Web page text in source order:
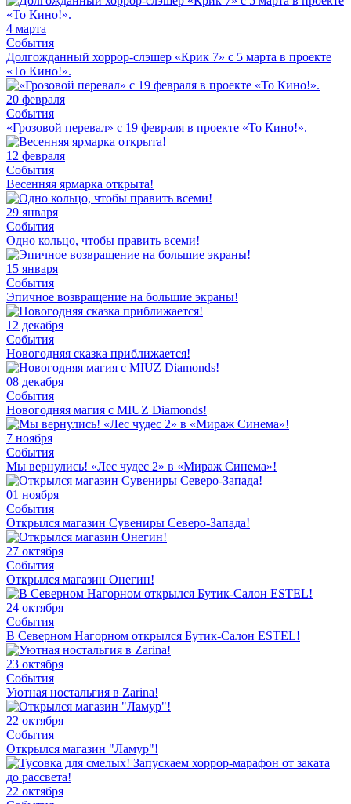
4 марта
События
Долгожданный хоррор-слэшер «Крик 7» с 5 марта в проекте
«То Кино!».
20 февраля
События
«Грозовой перевал» с 19 февраля в проекте «То Кино!».
12 февраля
События
Весенняя ярмарка открыта!
29 января
События
Одно кольцо, чтобы править всеми!
15 января
События
Эпичное возвращение на большие экраны!
12 декабря
События
Новогодняя сказка приближается!
08 декабря
События
Новогодняя магия с MIUZ Diamonds!
7 ноября
События
Мы вернулись! «Лес чудес 2» в «Мираж Синема»!
01 ноября
События
Открылся магазин Сувениры Северо-Запада!
27 октября
События
Открылся магазин Онегин!
24 октября
События
В Северном Нагорном открылся Бутик-Салон ESTEL!
23 октября
События
Уютная ностальгия в Zarina!
22 октября
События
Открылся магазин "Ламур"!
22 октября